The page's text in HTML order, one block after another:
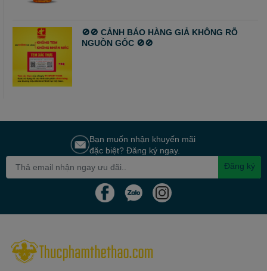
🚫🚫 CẢNH BÁO HÀNG GIẢ KHÔNG RÕ
NGUỒN GỐC 🚫🚫
Bạn muốn nhận khuyến mãi
đặc biệt? Đăng ký ngay.
Đăng ký